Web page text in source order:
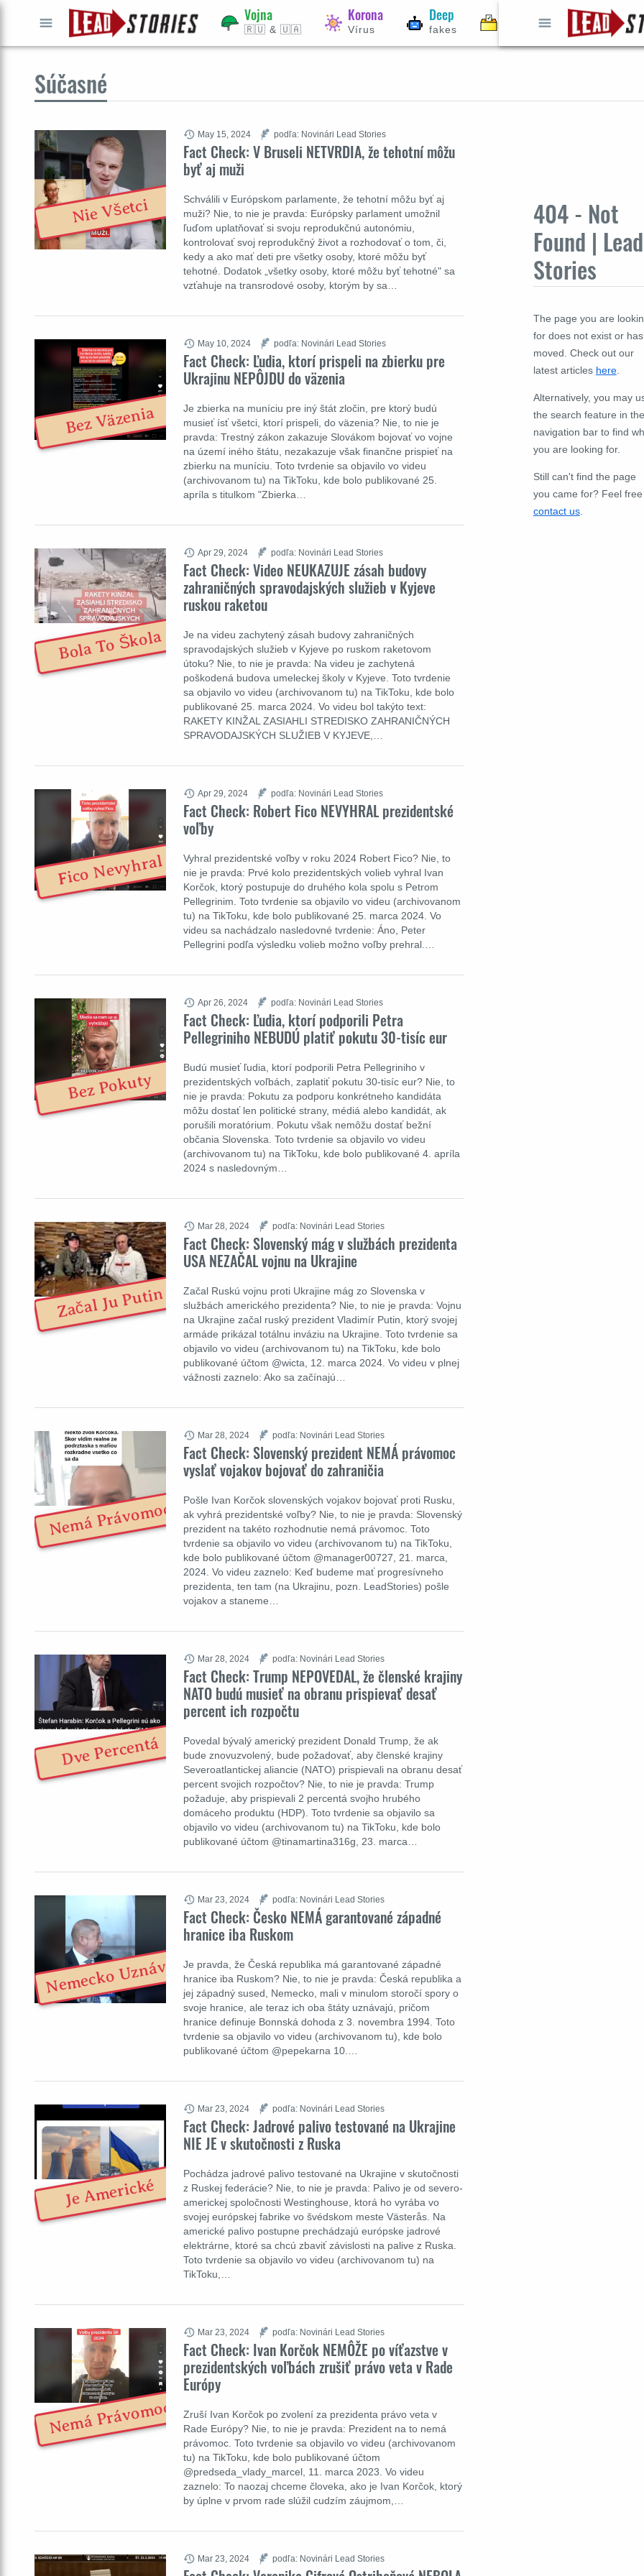
Vojna
🇷🇺 & 🇺🇦
Korona
Vírus
Deep
fakes
Súčasné
Fact Check: V Bruseli NETVRDIA, že tehotní môžu
byť aj muži
Schválili v Európskom parlamente, že tehotní môžu byť aj
muži? Nie, to nie je pravda: Európsky parlament umožnil
ľuďom uplatňovať si svoju reprodukčnú autonómiu,
kontrolovať svoj reprodukčný život a rozhodovať o tom, či,
kedy a ako mať deti pre všetky osoby, ktoré môžu byť
tehotné. Dodatok „všetky osoby, ktoré môžu byť tehotné" sa
vzťahuje na transrodové osoby, ktorým by sa…
May 15, 2024 podľa: Novinári Lead Stories
Nie Všetci
Fact Check: Ľudia, ktorí prispeli na zbierku pre
Ukrajinu NEPÔJDU do väzenia
Je zbierka na muníciu pre iný štát zločin, pre ktorý budú
musieť ísť všetci, ktorí prispeli, do väzenia? Nie, to nie je
pravda: Trestný zákon zakazuje Slovákom bojovať vo vojne
na území iného štátu, nezakazuje však finančne prispieť na
zbierku na muníciu. Toto tvrdenie sa objavilo vo videu
(archivovanom tu) na TikToku, kde bolo publikované 25.
apríla s titulkom "Zbierka…
May 10, 2024 podľa: Novinári Lead Stories
Bez Väzenia
Fact Check: Video NEUKAZUJE zásah budovy
zahraničných spravodajských služieb v Kyjeve
ruskou raketou
Je na videu zachytený zásah budovy zahraničných
spravodajských služieb v Kyjeve po ruskom raketovom
útoku? Nie, to nie je pravda: Na videu je zachytená
poškodená budova umeleckej školy v Kyjeve. Toto tvrdenie
sa objavilo vo videu (archivovanom tu) na TikToku, kde bolo
publikované 25. marca 2024. Vo videu bol takýto text:
RAKETY KINŽAL ZASIAHLI STREDISKO ZAHRANIČNÝCH
SPRAVODAJSKÝCH SLUŽIEB V KYJEVE,…
Apr 29, 2024 podľa: Novinári Lead Stories
Bola To Škola
Fact Check: Robert Fico NEVYHRAL prezidentské
voľby
Vyhral prezidentské voľby v roku 2024 Robert Fico? Nie, to
nie je pravda: Prvé kolo prezidentských volieb vyhral Ivan
Korčok, ktorý postupuje do druhého kola spolu s Petrom
Pellegrinim. Toto tvrdenie sa objavilo vo videu (archivovanom
tu) na TikToku, kde bolo publikované 25. marca 2024. Vo
videu sa nachádzalo nasledovné tvrdenie: Áno, Peter
Pellegrini podľa výsledku volieb možno voľby prehral.…
Apr 29, 2024 podľa: Novinári Lead Stories
Fico Nevyhral
Fact Check: Ľudia, ktorí podporili Petra
Pellegriniho NEBUDÚ platiť pokutu 30-tisíc eur
Budú musieť ľudia, ktorí podporili Petra Pellegriniho v
prezidentských voľbách, zaplatiť pokutu 30-tisíc eur? Nie, to
nie je pravda: Pokutu za podporu konkrétneho kandidáta
môžu dostať len politické strany, médiá alebo kandidát, ak
porušili moratórium. Pokutu však nemôžu dostať bežní
občania Slovenska. Toto tvrdenie sa objavilo vo videu
(archivovanom tu) na TikToku, kde bolo publikované 4. apríla
2024 s nasledovným…
Apr 26, 2024 podľa: Novinári Lead Stories
Bez Pokuty
Fact Check: Slovenský mág v službách prezidenta
USA NEZAČAL vojnu na Ukrajine
Začal Ruskú vojnu proti Ukrajine mág zo Slovenska v
službách amerického prezidenta? Nie, to nie je pravda: Vojnu
na Ukrajine začal ruský prezident Vladimír Putin, ktorý svojej
armáde prikázal totálnu inváziu na Ukrajine. Toto tvrdenie sa
objavilo vo videu (archivovanom tu) na TikToku, kde bolo
publikované účtom @wicta, 12. marca 2024. Vo videu v plnej
vážnosti zaznelo: Ako sa začínajú…
Mar 28, 2024 podľa: Novinári Lead Stories
Začal Ju Putin
Fact Check: Slovenský prezident NEMÁ právomoc
vyslať vojakov bojovať do zahraničia
Pošle Ivan Korčok slovenských vojakov bojovať proti Rusku,
ak vyhrá prezidentské voľby? Nie, to nie je pravda: Slovenský
prezident na takéto rozhodnutie nemá právomoc. Toto
tvrdenie sa objavilo vo videu (archivovanom tu) na TikToku,
kde bolo publikované účtom @manager00727, 21. marca,
2024. Vo videu zaznelo: Keď budeme mať progresívneho
prezidenta, ten tam (na Ukrajinu, pozn. LeadStories) pošle
vojakov a staneme…
Mar 28, 2024 podľa: Novinári Lead Stories
Nemá Právomoc
Fact Check: Trump NEPOVEDAL, že členské krajiny
NATO budú musieť na obranu prispievať desať
percent ich rozpočtu
Povedal bývalý americký prezident Donald Trump, že ak
bude znovuzvolený, bude požadovať, aby členské krajiny
Severoatlantickej aliancie (NATO) prispievali na obranu desať
percent svojich rozpočtov? Nie, to nie je pravda: Trump
požaduje, aby prispievali 2 percentá svojho hrubého
domáceho produktu (HDP). Toto tvrdenie sa objavilo sa
objavilo vo videu (archivovanom tu) na TikToku, kde bolo
publikované účtom @tinamartina316g, 23. marca…
Mar 28, 2024 podľa: Novinári Lead Stories
Dve Percentá
Fact Check: Česko NEMÁ garantované západné
hranice iba Ruskom
Je pravda, že Česká republika má garantované západné
hranice iba Ruskom? Nie, to nie je pravda: Česká republika a
jej západný sused, Nemecko, mali v minulom storočí spory o
svoje hranice, ale teraz ich oba štáty uznávajú, pričom
hranice definuje Bonnská dohoda z 3. novembra 1994. Toto
tvrdenie sa objavilo vo videu (archivovanom tu), kde bolo
publikované účtom @pepekarna 10.…
Mar 23, 2024 podľa: Novinári Lead Stories
Nemecko Uznáva
Fact Check: Jadrové palivo testované na Ukrajine
NIE JE v skutočnosti z Ruska
Pochádza jadrové palivo testované na Ukrajine v skutočnosti
z Ruskej federácie? Nie, to nie je pravda: Palivo je od severo-
americkej spoločnosti Westinghouse, ktorá ho vyrába vo
svojej európskej fabrike vo švédskom meste Västerås. Na
americké palivo postupne prechádzajú európske jadrové
elektrárne, ktoré sa chcú zbaviť závislosti na palive z Ruska.
Toto tvrdenie sa objavilo vo videu (archivovanom tu) na
TikToku,…
Mar 23, 2024 podľa: Novinári Lead Stories
Je Americké
Fact Check: Ivan Korčok NEMÔŽE po víťazstve v
prezidentských voľbách zrušiť právo veta v Rade
Európy
Zruší Ivan Korčok po zvolení za prezidenta právo veta v
Rade Európy? Nie, to nie je pravda: Prezident na to nemá
právomoc. Toto tvrdenie sa objavilo vo videu (archivovanom
tu) na TikToku, kde bolo publikované účtom
@predseda_vlady_marcel, 11. marca 2023. Vo videu
zaznelo: To naozaj chceme človeka, ako je Ivan Korčok, ktorý
by úplne v prvom rade slúžil cudzím záujmom,…
Mar 23, 2024 podľa: Novinári Lead Stories
Nemá Právomoc
Mar 23, 2024 podľa: Novinári Lead Stories
404 - Not
Found | Lead
Stories
The page you are
for does not exist or has
moved. Check out our
latest articles here.
Alternatively, you may
the search feature in the
navigation bar to find
you are looking for.
Still can't find the page
you came for? Feel
contact us.